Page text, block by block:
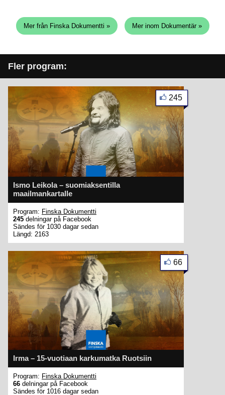
Mer från Finska Dokumentti » Mer inom Dokumentär »
Fler program:
Ismo Leikola – suomiaksentilla
maailmankartalle
245
Program: Finska Dokumentti
245 delningar på Facebook
Sändes för 1030 dagar sedan
Längd: 2163
Irma – 15-vuotiaan karkumatka Ruotsiin
66
Program: Finska Dokumentti
66 delningar på Facebook
Sändes för 1016 dagar sedan